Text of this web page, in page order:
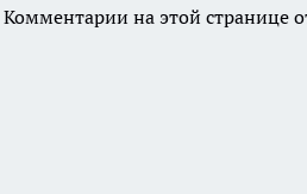
Комментарии на этой странице